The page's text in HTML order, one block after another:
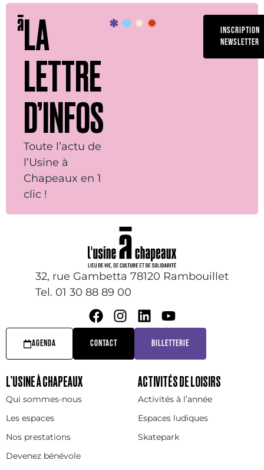
LA
LETTRE
D’INFOS
Toute l’actu de
l’Usine à
Chapeaux en 1
clic !
INSCRIPTION
NEWSLETTER
32, rue Gambetta 78120 Rambouillet
Tel. 01 30 88 89 00
AGENDA CONTACT BILLETTERIE
L’USINE À CHAPEAUX
Qui sommes-nous
Les espaces
Nos prestations
Devenez bénévole
ACTIVITÉS DE LOISIRS
Activités à l’année
Espaces ludiques
Skatepark